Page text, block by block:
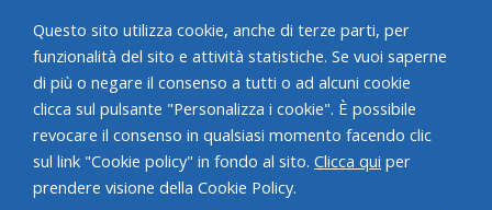
HOME
CHI SIAMO
Questo sito utilizza cookie, anche di terze parti, per
funzionalità del sito e attività statistiche. Se vuoi saperne
di più o negare il consenso a tutti o ad alcuni cookie
clicca sul pulsante "Personalizza i cookie". È possibile
revocare il consenso in qualsiasi momento facendo clic
sul link "Cookie policy" in fondo al sito. Clicca qui per
prendere visione della Cookie Policy.